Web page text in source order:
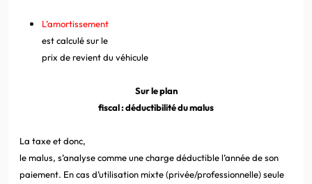
L’amortissement
est calculé sur le
prix de revient du véhicule
Sur le plan
fiscal : déductibilité du malus
La taxe et donc,
le malus, s’analyse comme une charge déductible l’année de son
paiement. En cas d’utilisation mixte (privée/professionnelle) seule